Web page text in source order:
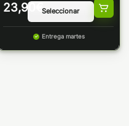
23,90 €
Entrega martes